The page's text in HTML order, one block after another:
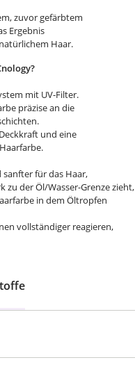
zuvor gefärbtem
Ergebnis
Haar.
mit UV-Filter.
präzise an die
und eine
für das Haar,
zu der Öl/Wasser-Grenze zieht,
in dem Öltropfen
vollständiger reagieren,